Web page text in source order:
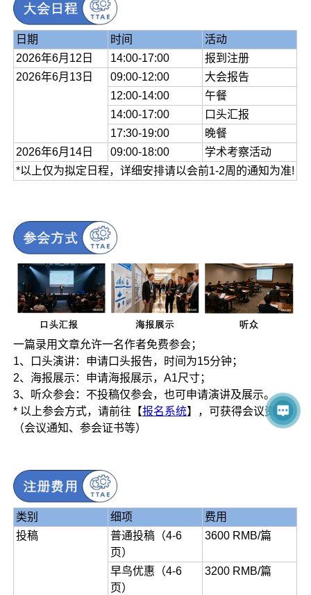
日期 时间
活动
2026年6月12日
14:00-17:00
报到注册
2026年6月13日
09:00-12:00
大会报告
12:00-14:00
午餐
14:00-17:00
口头汇报
17:30-19:00
晚餐
2026年6月14日
09:00-18:00
学术考察活动
*以上仅为拟定日程，详细安排请以会前1-2周的通知为准!
一篇录用文章允许一名作者免费参会；
1、口头演讲：申请口头报告，时间为15分钟；
2、海报展示：申请海报展示，A1尺寸；
3、听众参会：不投稿仅参会，也可申请演讲及展示。
* 以上参会方式，请前往【报名系统】，可获得会议资料
（会议通知、参会证书等）
类别 细项
费用
投稿
普通投稿（4-6
页）
3600 RMB/篇
早鸟优惠（4-6
页）
3200 RMB/篇